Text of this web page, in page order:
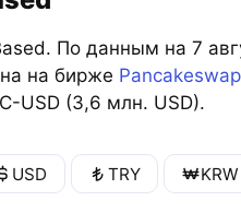
По данным на 7
на бирже
USD (3,6 млн. USD).
USD TRY KRW